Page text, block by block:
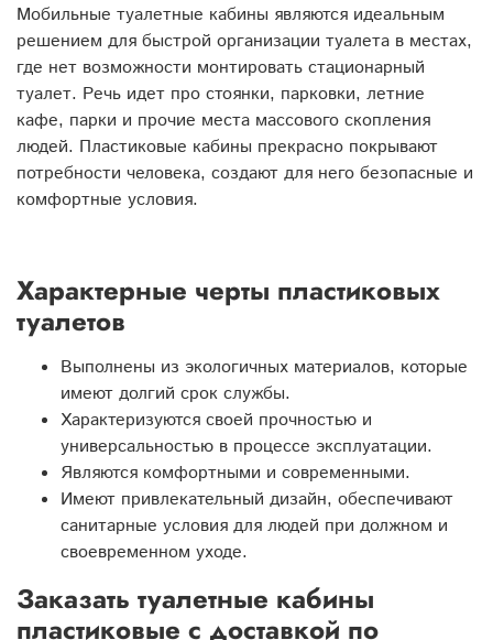
Мобильные туалетные кабины являются идеальным
решением для быстрой организации туалета в местах,
где нет возможности монтировать стационарный
туалет. Речь идет про стоянки, парковки, летние
кафе, парки и прочие места массового скопления
людей. Пластиковые кабины прекрасно покрывают
потребности человека, создают для него безопасные и
комфортные условия.
Характерные черты пластиковых
туалетов
Выполнены из экологичных материалов, которые
имеют долгий срок службы.
Характеризуются своей прочностью и
универсальностью в процессе эксплуатации.
Являются комфортными и современными.
Имеют привлекательный дизайн, обеспечивают
санитарные условия для людей при должном и
своевременном уходе.
Заказать туалетные кабины
пластиковые с доставкой по